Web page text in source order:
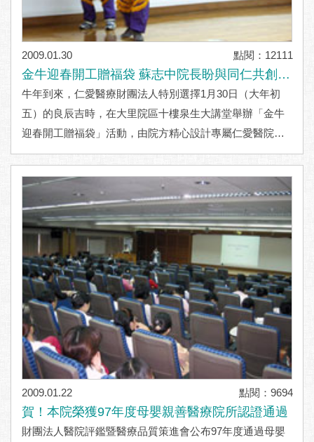
2009.01.30 點閱：12111
金牛迎春開工贈福袋 蘇志中院長盼與同仁共創仁
愛美好未來
牛年到來，仁愛醫療財團法人特別選擇1月30日（大年初
五）的良辰吉時，在大里院區十樓泉生大講堂舉辦「金牛
迎春開工贈福袋」活動，由院方精心設計專屬仁愛醫院的
福袋在活動中致贈仁愛醫療體系同仁，同時亦安排
2009.01.22 點閱：9694
賀！本院榮獲97年度母嬰親善醫療院所認證通過
財團法人醫院評鑑暨醫療品質策進會公布97年度通過母嬰